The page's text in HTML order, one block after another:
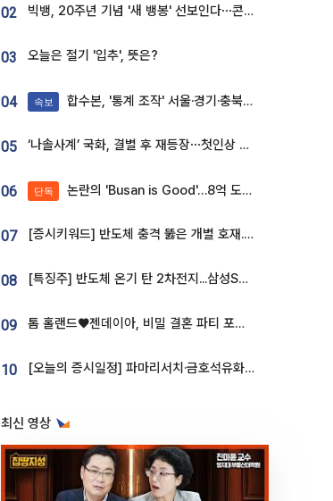
02 빅뱅, 20주년 기념 '새 뱅봉' 선보인다⋯콘서트 앞두고 팝업 개최
03 오늘은 절기 '입추', 뜻은?
04 속보 합수본, '통계 조작' 서울·경기·충북 선관위 등 추가 압수수색
05 ‘나솔사계’ 국화, 결별 후 재등장⋯첫인상 투표 휩쓸고 ‘인기녀’ 등극
06 단독 논란의 'Busan is Good'…8억 도시브랜드, 용산 대통령실 CI 업체가 수행
07 [증시키워드] 반도체 충격 뚫은 개별 호재...포스코퓨처엠·에코프로·한화솔루션 '눈길'
08 [특징주] 반도체 온기 탄 2차전지...삼성SDI, 장 초반 7% 넘게 껑충
09 톰 홀랜드♥젠데이아, 비밀 결혼 파티 포착⋯호텔 대관비만 9억
10 [오늘의 증시일정] 파마리서치·금호석유화학·코오롱인더·상상인증권 등
최신 영상